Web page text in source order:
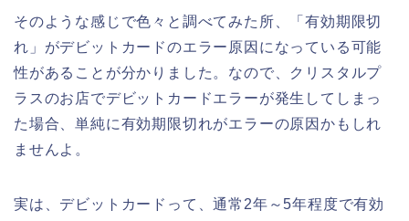
そのような感じで色々と調べてみた所、「有効期限切
れ」がデビットカードのエラー原因になっている可能
性があることが分かりました。なので、クリスタルプ
ラスのお店でデビットカードエラーが発生してしまっ
た場合、単純に有効期限切れがエラーの原因かもしれ
ませんよ。
実は、デビットカードって、通常2年～5年程度で有効